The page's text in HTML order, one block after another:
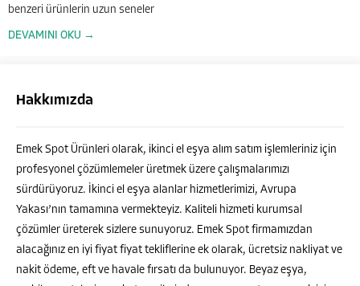
benzeri ürünlerin uzun seneler
boyunca kullanım yapılabilmesi
olması...
DEVAMINI OKU →
Hakkımızda
Emek Spot Ürünleri olarak, ikinci el eşya alım satım işlemleriniz için
profesyonel çözümlemeler üretmek üzere çalışmalarımızı
sürdürüyoruz. İkinci el eşya alanlar hizmetlerimizi, Avrupa
Yakası’nın tamamına vermekteyiz. Kaliteli hizmeti kurumsal
çözümler üreterek sizlere sunuyoruz. Emek Spot firmamızdan
alacağınız en iyi fiyat fiyat tekliflerine ek olarak, ücretsiz nakliyat ve
nakit ödeme, eft ve havale fırsatı da bulunuyor. Beyaz eşya,
Emek Spot